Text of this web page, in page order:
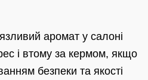
аромат у салоні
і втому за кермом, якщо
безпеки та якості